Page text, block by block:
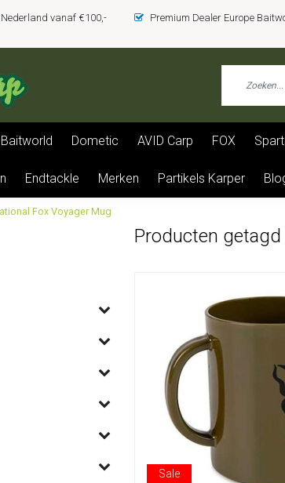
vanaf €100,- Premium Dealer Europe
Baitworld Dometic AVID Carp FOX
Endtackle Merken Partikels Karper
Fox Voyager Mug
Producten
Sale